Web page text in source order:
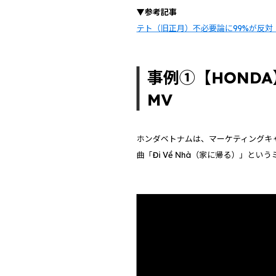
▼参考記事
テト（旧正月）不必要論に99%が反
事例①【
MV
ホンダベトナムは、マーケティング
曲「Đi Về Nhà（家に帰る）」という